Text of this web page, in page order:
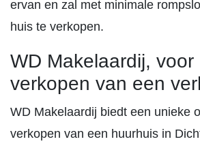
ervan en zal met minimale
huis te verkopen.
WD Makelaardij, voor
verkopen van een
WD Makelaardij biedt een unieke
verkopen van een huurhuis in